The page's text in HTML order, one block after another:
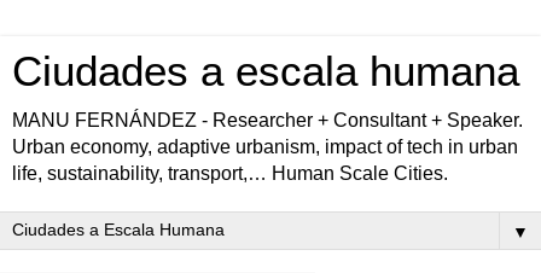
Ciudades a escala humana
MANU FERNÁNDEZ - Researcher + Consultant + Speaker.
Urban economy, adaptive urbanism, impact of tech in urban
life, sustainability, transport,… Human Scale Cities.
▼